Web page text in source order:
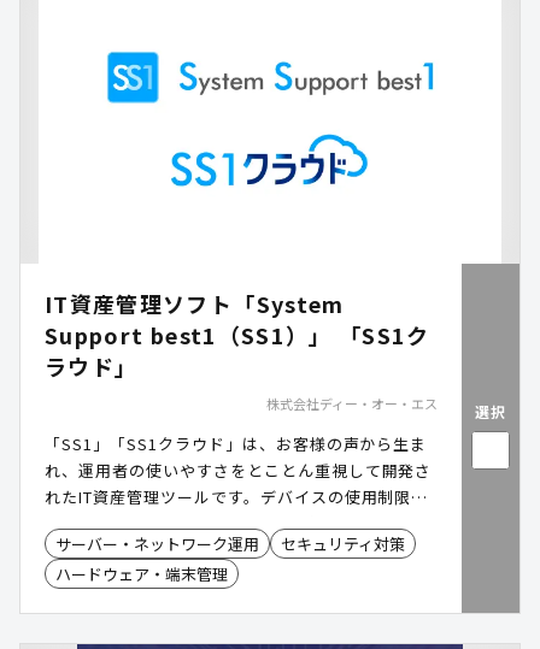
IT資産管理ソフト「System
Support best1（SS1）」 「SS1ク
ラウド」
株式会社ディー・オー・エス
「SS1」「SS1クラウド」は、お客様の声から生ま
れ、運用者の使いやすさをとことん重視して開発さ
れたIT資産管理ツールです。デバイスの使用制限や
セキュリティパッチの適用管理など、セキュリティ
対策としてもお役立ていただけます。また各種の収
集機能を活用して従業員の労務管理をおこなうこと
サーバー・ネットワーク運用
セキュリティ対策
ハードウェア・端末管理
選択